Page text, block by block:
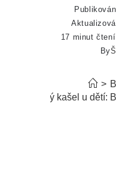
17 minut čtení
By
>
Suchý kašel u dětí: